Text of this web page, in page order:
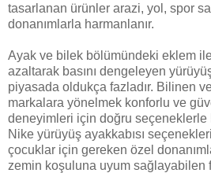
tasarlanan ürünler arazi, yol, spor
donanımlarla harmanlanır.
Ayak ve bilek bölümündeki eklem
azaltarak basını dengeleyen
piyasada oldukça fazladır. Bilinen
markalara yönelmek konforlu ve
deneyimleri için doğru seçeneklerle
Nike yürüyüş ayakkabısı
çocuklar için gereken özel
zemin koşuluna uyum sağlayabilen